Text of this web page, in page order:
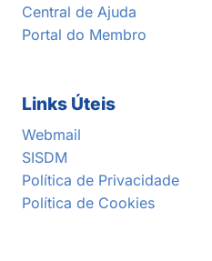
Central de Ajuda
Portal do Membro
Links Úteis
Webmail
SISDM
Política de Privacidade
Política de Cookies